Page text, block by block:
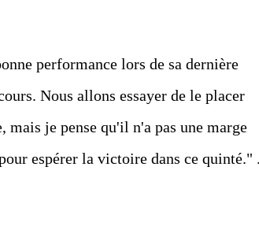
performance lors de sa dernière
Nous allons essayer de le placer
je pense qu'il n'a pas une marge
espérer la victoire dans ce quinté."